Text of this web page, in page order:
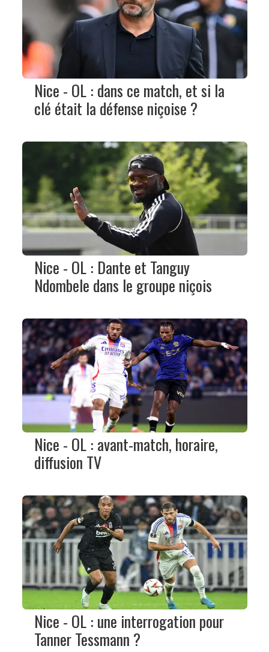
Nice - OL : dans ce match, et si la
clé était la défense niçoise ?
Nice - OL : Dante et Tanguy
Ndombele dans le groupe niçois
Nice - OL : avant-match, horaire,
diffusion TV
Nice - OL : une interrogation pour
Tanner Tessmann ?